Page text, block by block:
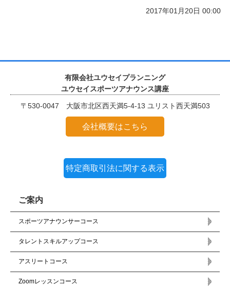
2017年01月20日 00:00
有限会社ユウセイプランニング
ユウセイスポーツアナウンス講座
〒530-0047 大阪市北区西天満5-4-13 ユリスト西天満503
会社概要はこちら
特定商取引法に関する表示
ご案内
スポーツアナウンサーコース
タレントスキルアップコース
アスリートコース
Zoomレッスンコース